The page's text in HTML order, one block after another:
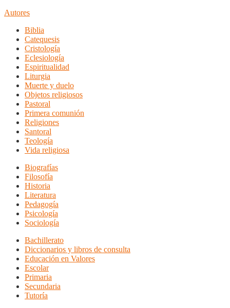
Autores
Biblia
Catequesis
Cristología
Eclesiología
Espiritualidad
Liturgia
Muerte y duelo
Objetos religiosos
Pastoral
Primera comunión
Religiones
Santoral
Teología
Vida religiosa
Biografías
Filosofía
Historia
Literatura
Pedagogía
Psicología
Sociología
Bachillerato
Diccionarios y libros de consulta
Educación en Valores
Escolar
Primaria
Secundaria
Tutoría